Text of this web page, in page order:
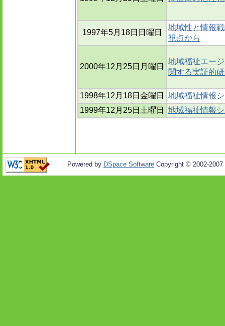
1997年5月18日日曜日
地域性と情報
視点から
2000年12月25日月曜日
地域福祉エー
関する実証的
1998年12月18日金曜日
地域福祉情報
1999年12月25日土曜日
地域福祉情報
Powered by DSpace Software Copyright © 2002-2007